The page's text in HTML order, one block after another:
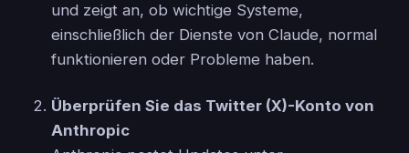
und zeigt an, ob wichtige Systeme,
einschließlich der Dienste von Claude, normal
funktionieren oder Probleme haben.
Überprüfen Sie das Twitter (X)-Konto von
Anthropic